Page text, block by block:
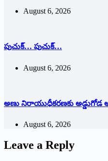
August 6, 2026
పుచుక్… పుచుక్…
August 6, 2026
అణు నిరాయుధీకరణకు అడ్డుగోడ
August 6, 2026
Leave a Reply